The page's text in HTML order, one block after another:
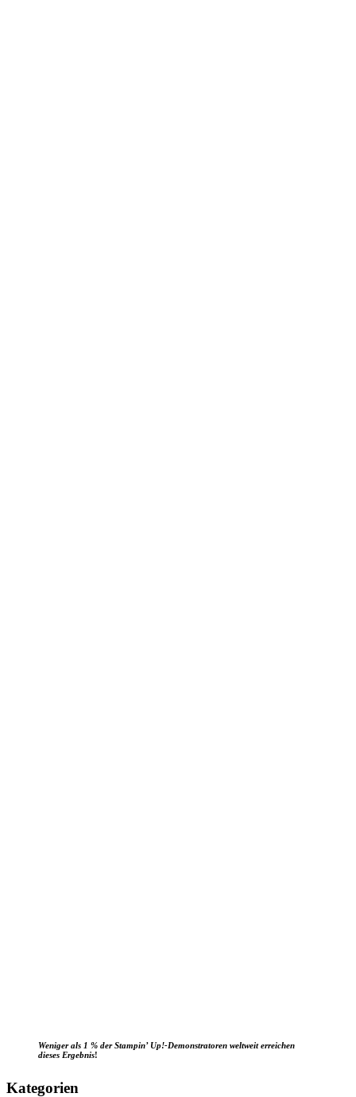
Weniger als 1 % der Stampin’ Up!-Demonstratoren weltweit erreichen
dieses Ergebnis!
Kategorien